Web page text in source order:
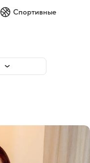
Спортивные